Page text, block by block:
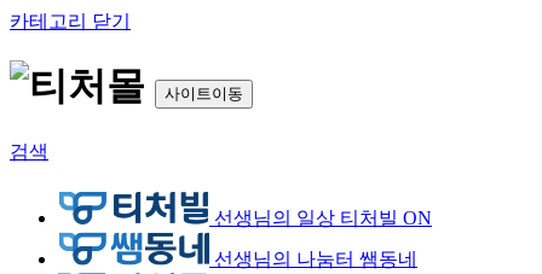
카테고리 닫기
사이트이동
검색
선생님의 일상 티처빌 ON
선생님의 나눔터 쌤동네